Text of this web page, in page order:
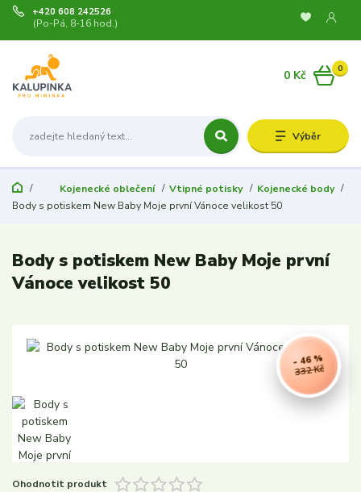
Výběr
+420 608 242526
(Po-Pá, 8-16 hod.)
0
0 Kč
Kojenecké oblečení Vtipné potisky
Kojenecké body
Body s potiskem New Baby Moje první Vánoce velikost 50
Body s potiskem New Baby Moje první
Vánoce velikost 50
332 Kč
- 46 %
Ohodnotit produkt